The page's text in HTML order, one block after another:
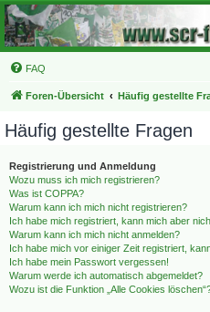
FAQ
Foren-Übersicht Häufig gestellte
Häufig gestellte Fragen
Registrierung und Anmeldung
Wozu muss ich mich registrieren?
Was ist COPPA?
Warum kann ich mich nicht registrieren?
Ich habe mich registriert, kann mich aber
Warum kann ich mich nicht anmelden?
Ich habe mich vor einiger Zeit registriert,
Ich habe mein Passwort vergessen!
Warum werde ich automatisch abgemeldet?
Wozu ist die Funktion „Alle Cookies